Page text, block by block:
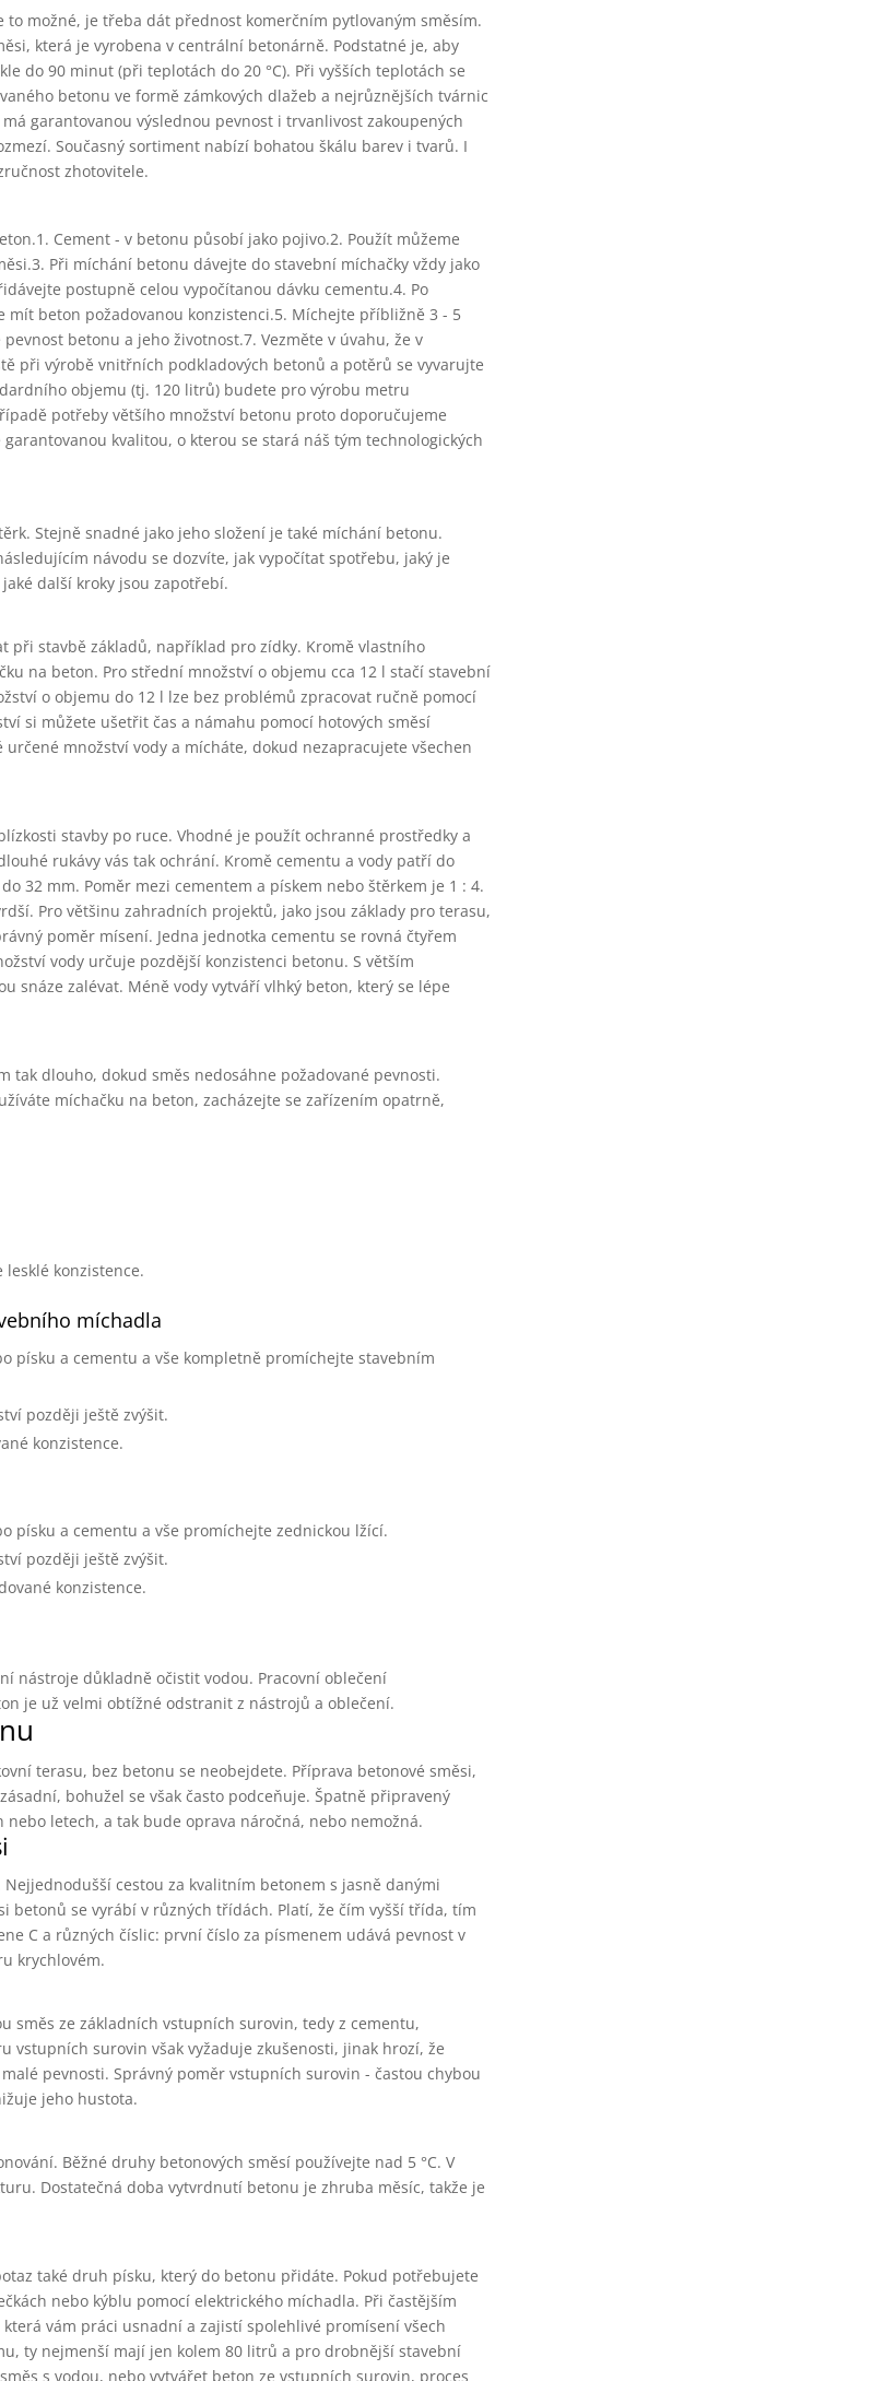
to možné, je třeba dát přednost komerčním pytlovaným směsím.
která je vyrobena v centrální betonárně. Podstatné je, aby
do 90 minut (při teplotách do 20 °C). Při vyšších teplotách se
betonu ve formě zámkových dlažeb a nejrůznějších tvárnic
garantovanou výslednou pevnost i trvanlivost zakoupených
Současný sortiment nabízí bohatou škálu barev i tvarů. I
zhotovitele.
Cement - v betonu působí jako pojivo.2. Použít můžeme
Při míchání betonu dávejte do stavební míchačky vždy jako
postupně celou vypočítanou dávku cementu.4. Po
beton požadovanou konzistenci.5. Míchejte příbližně 3 - 5
betonu a jeho životnost.7. Vezměte v úvahu, že v
při výrobě vnitřních podkladových betonů a potěrů se vyvarujte
objemu (tj. 120 litrů) budete pro výrobu metru
potřeby většího množství betonu proto doporučujeme
kvalitou, o kterou se stará náš tým technologických
Stejně snadné jako jeho složení je také míchání betonu.
návodu se dozvíte, jak vypočítat spotřebu, jaký je
další kroky jsou zapotřebí.
při stavbě základů, například pro zídky. Kromě vlastního
na beton. Pro střední množství o objemu cca 12 l stačí stavební
o objemu do 12 l lze bez problémů zpracovat ručně pomocí
si můžete ušetřit čas a námahu pomocí hotových směsí
množství vody a mícháte, dokud nezapracujete všechen
stavby po ruce. Vhodné je použít ochranné prostředky a
rukávy vás tak ochrání. Kromě cementu a vody patří do
32 mm. Poměr mezi cementem a pískem nebo štěrkem je 1 : 4.
Pro většinu zahradních projektů, jako jsou základy pro terasu,
poměr mísení. Jedna jednotka cementu se rovná čtyřem
vody určuje pozdější konzistenci betonu. S větším
snáze zalévat. Méně vody vytváří vlhký beton, který se lépe
tak dlouho, dokud směs nedosáhne požadované pevnosti.
míchačku na beton, zacházejte se zařízením opatrně,
konzistence.
míchadla
písku a cementu a vše kompletně promíchejte stavebním
později ještě zvýšit.
konzistence.
písku a cementu a vše promíchejte zednickou lžící.
později ještě zvýšit.
konzistence.
nástroje důkladně očistit vodou. Pracovní oblečení
je už velmi obtížné odstranit z nástrojů a oblečení.
terasu, bez betonu se neobejdete. Příprava betonové směsi,
bohužel se však často podceňuje. Špatně připravený
letech, a tak bude oprava náročná, nebo nemožná.
cestou za kvalitním betonem s jasně danými
se vyrábí v různých třídách. Platí, že čím vyšší třída, tím
C a různých číslic: první číslo za písmenem udává pevnost v
krychlovém.
směs ze základních vstupních surovin, tedy z cementu,
vstupních surovin však vyžaduje zkušenosti, jinak hrozí, že
pevnosti. Správný poměr vstupních surovin - častou chybou
jeho hustota.
Běžné druhy betonových směsí používejte nad 5 °C. V
Dostatečná doba vytvrdnutí betonu je zhruba měsíc, takže je
také druh písku, který do betonu přidáte. Pokud potřebujete
nebo kýblu pomocí elektrického míchadla. Při častějším
vám práci usnadní a zajistí spolehlivé promísení všech
ty nejmenší mají jen kolem 80 litrů a pro drobnější stavební
s vodou, nebo vytvářet beton ze vstupních surovin, proces